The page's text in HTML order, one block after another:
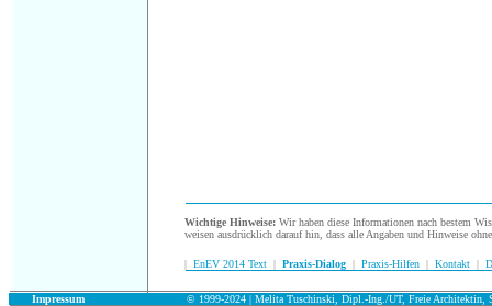
Wichtige Hinweise: Wir haben diese Informationen nach bestem
weisen ausdrücklich darauf hin, dass alle Angaben und Hinweise
| EnEV 2014 Text | Praxis-Dialog | Praxis-Hilfen | Kontakt |
Impressum © 1999-2024 | Melita Tuschinski, Dipl.-Ing./UT, Freie Architektin,